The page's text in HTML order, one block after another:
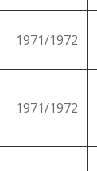
1971/1972
1971/1972